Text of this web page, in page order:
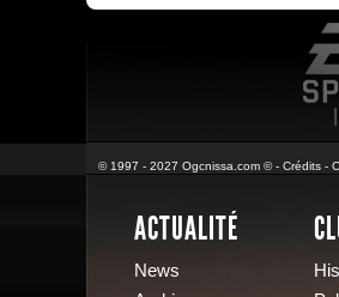
© 1997 - 2027 Ogcnissa.com © - Crédits -
ACTUALITÉ
News